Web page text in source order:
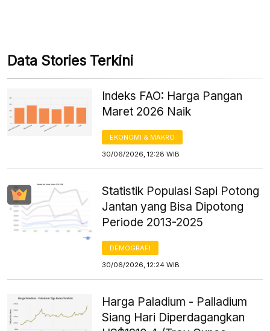
Data Stories Terkini
Indeks FAO: Harga Pangan
Maret 2026 Naik
EKONOMI & MAKRO
30/06/2026, 12:28 WIB
Statistik Populasi Sapi Potong
Jantan yang Bisa Dipotong
Periode 2013-2025
DEMOGRAFI
30/06/2026, 12:24 WIB
Harga Paladium - Palladium
Siang Hari Diperdagangkan